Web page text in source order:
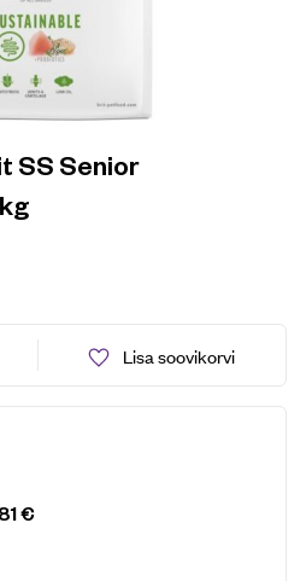
SS Senior
Lisa soovikorvi
€